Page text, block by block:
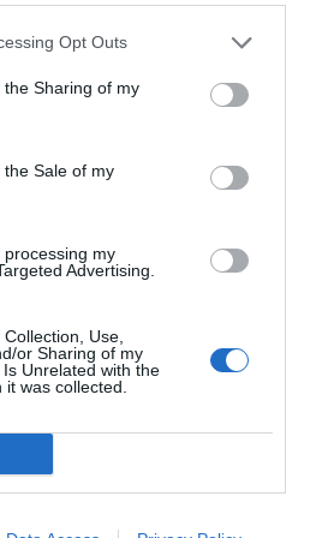
Opt Outs
Sharing of my
Sale of my
my
Advertising.
Use,
or Sharing of my
Unrelated with the
was collected.